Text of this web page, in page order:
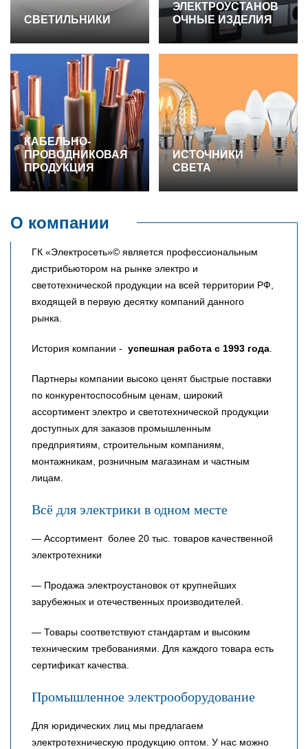
СВЕТИЛЬНИКИ
ЭЛЕКТРОУСТАНОВ
ОЧНЫЕ ИЗДЕЛИЯ
КАБЕЛЬНО-
ПРОВОДНИКОВАЯ
ПРОДУКЦИЯ
ИСТОЧНИКИ
СВЕТА
О компании
ГК «Электросеть»© является профессиональным
дистрибьютором на рынке электро и
светотехнической продукции на всей территории РФ,
входящей в первую десятку компаний данного
рынка.
История компании - успешная работа с 1993 года.
Партнеры компании высоко ценят быстрые поставки
по конкурентоспособным ценам, широкий
ассортимент электро и светотехнической продукции
доступных для заказов промышленным
предприятиям, строительным компаниям,
монтажникам, розничным магазинам и частным
лицам.
Всё для электрики в одном месте
— Ассортимент более 20 тыс. товаров качественной
электротехники
— Продажа электроустановок от крупнейших
зарубежных и отечественных производителей.
— Товары соответствуют стандартам и высоким
техническим требованиями. Для каждого товара есть
сертификат качества.
Промышленное электрооборудование
Для юридических лиц мы предлагаем
электротехническую продукцию оптом. У нас можно